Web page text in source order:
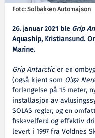
Foto: Solbakken Automajson
26. januar 2021 ble Grip
Aquaship, Kristiansund.
Marine.
Grip Antarcticer en
(også kjent som Olga
forlengelse på 15 meter,
installasjon av
SOLAS regler, og en
fiskevelferd og effektiv
levert i 1997 fra Voldnes